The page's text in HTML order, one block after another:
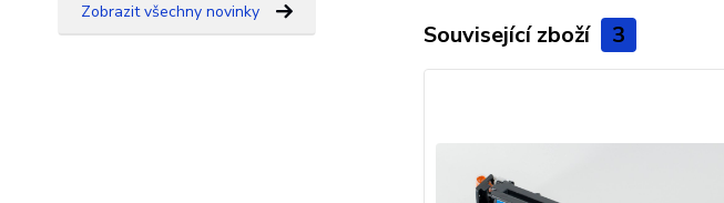
Zobrazit všechny novinky
Související zboží 3